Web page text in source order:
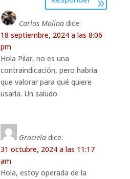
Carlos Molina dice:
18 septiembre, 2024 a las 8:06
pm
Hola Pilar, no es una
contraindicación, pero habría
que valorar para qué quiere
usarla. Un saludo.
Graciela dice:
31 octubre, 2024 a las 11:17
am
Hola, estoy operada de la